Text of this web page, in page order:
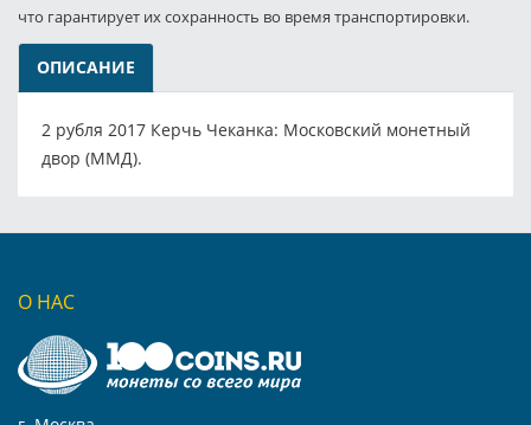
что гарантирует их сохранность во время транспортировки.
ОПИСАНИЕ
2 рубля 2017 Керчь Чеканка: Московский монетный
двор (ММД).
О НАС